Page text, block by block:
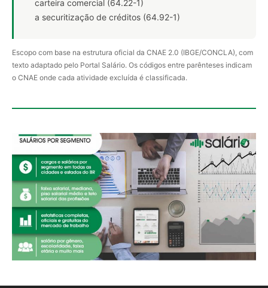
carteira comercial (64.22-1)
a securitização de créditos (64.92-1)
Escopo com base na estrutura oficial da CNAE 2.0 (IBGE/CONCLA), com
texto adaptado pelo Portal Salário. Os códigos entre parênteses indicam
o CNAE onde cada atividade excluída é classificada.